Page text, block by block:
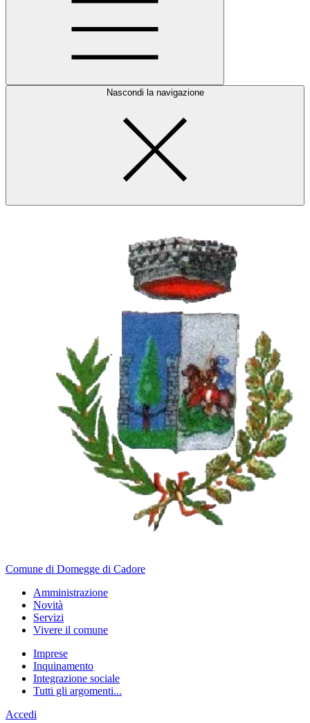
Nascondi la navigazione
Comune di Domegge di Cadore
Amministrazione
Novità
Servizi
Vivere il comune
Imprese
Inquinamento
Integrazione sociale
Tutti gli argomenti...
Accedi